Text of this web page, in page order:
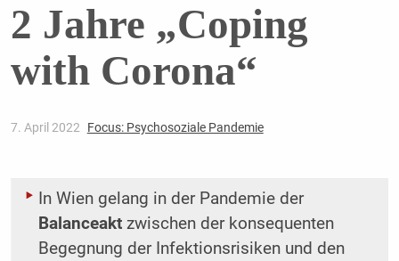
2 Jahre „Coping
with Corona“
7. April 2022 Focus: Psychosoziale Pandemie
In Wien gelang in der Pandemie der
Balanceaktzwischen der konsequenten
Begegnung der Infektionsrisiken und den